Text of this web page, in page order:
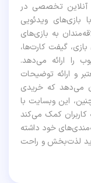
آنلاین تخصصی در
بازی‌های ویدئویی
به بازی‌های
گیفت کارت‌ها،
را ارائه می‌دهد.
و ارائه توضیحات
می‌دهد که خریدی
این وبسایت با
کاربران کمک می‌کند
خود داشته
لذت‌بخش و راحت